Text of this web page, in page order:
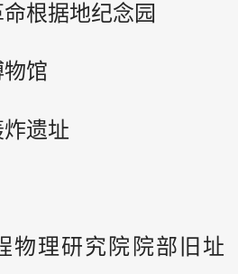
根据地纪念园
物馆
遗址
物理研究院院部旧址